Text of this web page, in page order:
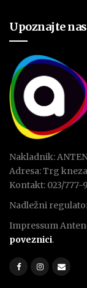
Upoznajte nas
Nakladnik:
Adresa: Trg
Kontakt: 023/777-
Nadležni
Impressum
poveznici.